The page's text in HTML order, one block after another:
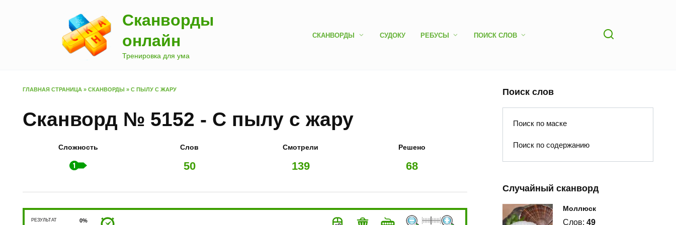
Сканворды
онлайн
Тренировка для ума
СКАНВОРДЫ СУДОКУ РЕБУСЫ ПОИСК СЛОВ
ГЛАВНАЯ СТРАНИЦА » СКАНВОРДЫ » С ПЫЛУ С ЖАРУ
Сканворд № 5152 - С пылу с жару
Сложность Слов
50
Смотрели
139
Решено
68
РЕЗУЛЬТАТ 0%
Поиск слов
Поиск по маске
Поиск по содержанию
Случайный сканворд
Моллюск
Слов: 49